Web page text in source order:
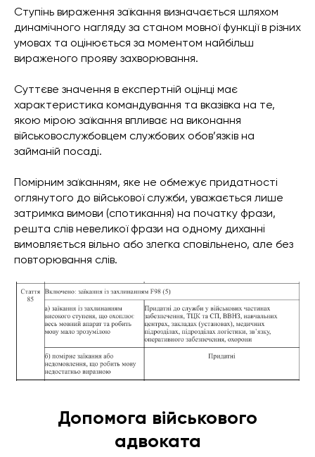
Ступінь вираження заїкання визначається шляхом
динамічного нагляду за станом мовної функції в різних
умовах та оцінюється за моментом найбільш
вираженого прояву захворювання.
Суттєве значення в експертній оцінці має
характеристика командування та вказівка на те,
якою мірою заїкання впливає на виконання
військовослужбовцем службових обов’язків на
займаній посаді.
Помірним заїканням, яке не обмежує придатності
оглянутого до військової служби, уважається лише
затримка вимови (спотикання) на початку фрази,
решта слів невеликої фрази на одному диханні
вимовляється вільно або злегка сповільнено, але без
повторювання слів.
Допомога військового
адвоката